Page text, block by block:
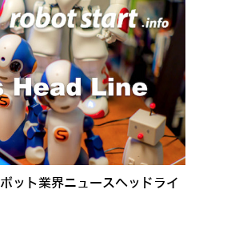
ト業界ニュースヘッドライ